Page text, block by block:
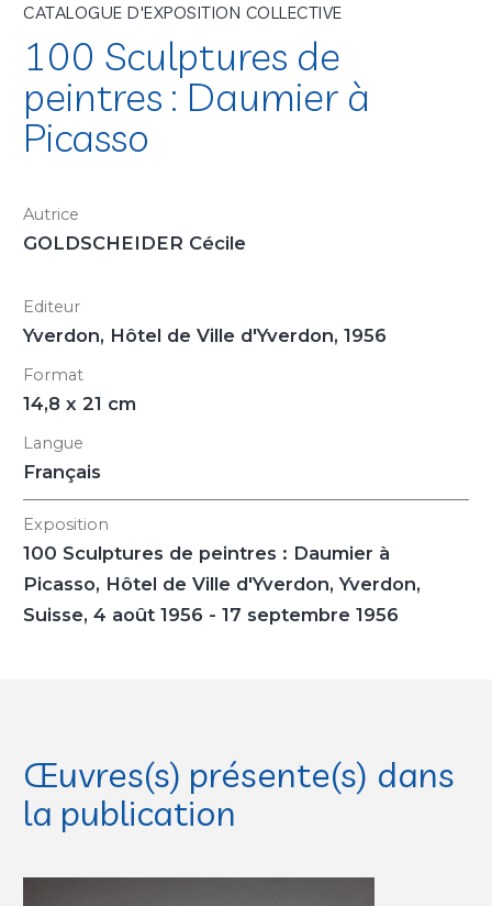
CATALOGUE D'EXPOSITION COLLECTIVE
100 Sculptures de
peintres : Daumier à
Picasso
Autrice
GOLDSCHEIDER Cécile
Editeur
Yverdon, Hôtel de Ville d'Yverdon, 1956
Format
14,8 x 21 cm
Langue
Français
Exposition
100 Sculptures de peintres : Daumier à
Picasso, Hôtel de Ville d'Yverdon, Yverdon,
Suisse, 4 août 1956 - 17 septembre 1956
Œuvres(s) présente(s) dans
la publication